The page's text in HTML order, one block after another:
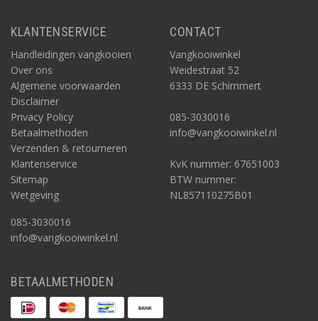
KLANTENSERVICE
Handleidingen vangkooien
Over ons
Algemene voorwaarden
Disclaimer
Privacy Policy
Betaalmethoden
Verzenden & retourneren
Klantenservice
Sitemap
Wetgeving
085-3030016
info@vangkooiwinkel.nl
CONTACT
Vangkooiwinkel
Weidestraat 52
6333 DE Schimmert
085-3030016
info@vangkooiwinkel.nl
KvK nummer: 67651003
BTW nummer:
NL857110275B01
BETAALMETHODEN